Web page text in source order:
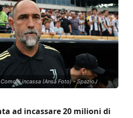
incassa (Ansa Foto) - SpazioJ
ad incassare 20 milioni di